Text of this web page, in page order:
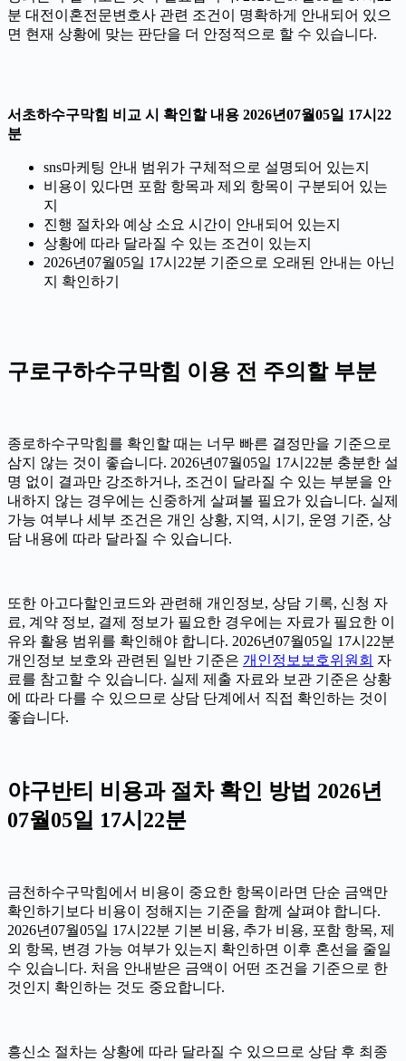
분 대전이혼전문변호사 관련 조건이 명확하게 안내되어 있으
면 현재 상황에 맞는 판단을 더 안정적으로 할 수 있습니다.
서초하수구막힘 비교 시 확인할 내용 2026년07월05일 17시22
분
sns마케팅 안내 범위가 구체적으로 설명되어 있는지
비용이 있다면 포함 항목과 제외 항목이 구분되어 있는
지
진행 절차와 예상 소요 시간이 안내되어 있는지
상황에 따라 달라질 수 있는 조건이 있는지
2026년07월05일 17시22분 기준으로 오래된 안내는 아닌
지 확인하기
구로구하수구막힘 이용 전 주의할 부분
종로하수구막힘를 확인할 때는 너무 빠른 결정만을 기준으로
삼지 않는 것이 좋습니다. 2026년07월05일 17시22분 충분한 설
명 없이 결과만 강조하거나, 조건이 달라질 수 있는 부분을 안
내하지 않는 경우에는 신중하게 살펴볼 필요가 있습니다. 실제
가능 여부나 세부 조건은 개인 상황, 지역, 시기, 운영 기준, 상
담 내용에 따라 달라질 수 있습니다.
또한 아고다할인코드와 관련해 개인정보, 상담 기록, 신청 자
료, 계약 정보, 결제 정보가 필요한 경우에는 자료가 필요한 이
유와 활용 범위를 확인해야 합니다. 2026년07월05일 17시22분
개인정보 보호와 관련된 일반 기준은 개인정보보호위원회 자
료를 참고할 수 있습니다. 실제 제출 자료와 보관 기준은 상황
에 따라 다를 수 있으므로 상담 단계에서 직접 확인하는 것이
좋습니다.
야구반티 비용과 절차 확인 방법 2026년
07월05일 17시22분
금천하수구막힘에서 비용이 중요한 항목이라면 단순 금액만
확인하기보다 비용이 정해지는 기준을 함께 살펴야 합니다.
2026년07월05일 17시22분 기본 비용, 추가 비용, 포함 항목, 제
외 항목, 변경 가능 여부가 있는지 확인하면 이후 혼선을 줄일
수 있습니다. 처음 안내받은 금액이 어떤 조건을 기준으로 한
것인지 확인하는 것도 중요합니다.
흥신소 절차는 상황에 따라 달라질 수 있으므로 상담 후 최종